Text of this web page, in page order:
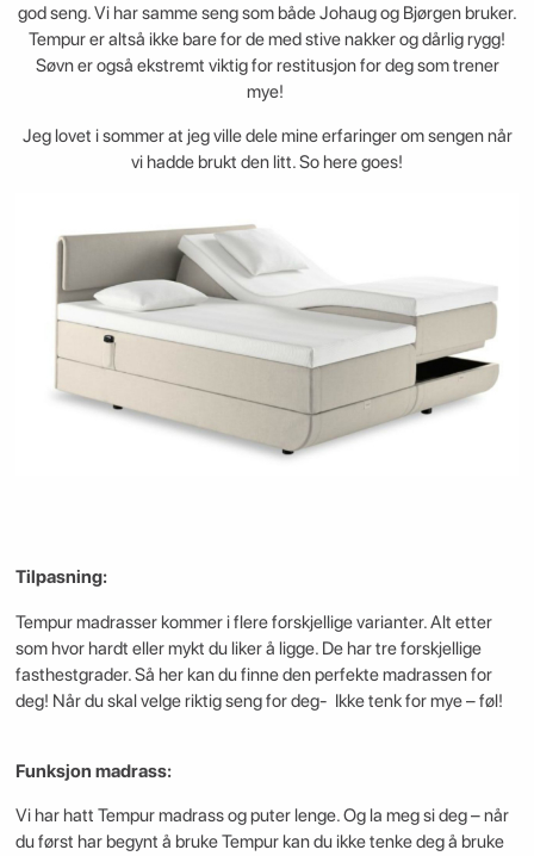
god seng. Vi har samme seng som både Johaug og Bjørgen bruker.
Tempur er altså ikke bare for de med stive nakker og dårlig rygg!
Søvn er også ekstremt viktig for restitusjon for deg som trener
mye!
Jeg lovet i sommer at jeg ville dele mine erfaringer om sengen når
vi hadde brukt den litt. So here goes!
Tilpasning:
Tempur madrasser kommer i flere forskjellige varianter. Alt etter
som hvor hardt eller mykt du liker å ligge. De har tre forskjellige
fasthestgrader. Så her kan du finne den perfekte madrassen for
deg! Når du skal velge riktig seng for deg- Ikke tenk for mye – føl!
Funksjon madrass:
Vi har hatt Tempur madrass og puter lenge. Og la meg si deg – når
du først har begynt å bruke Tempur kan du ikke tenke deg å bruke